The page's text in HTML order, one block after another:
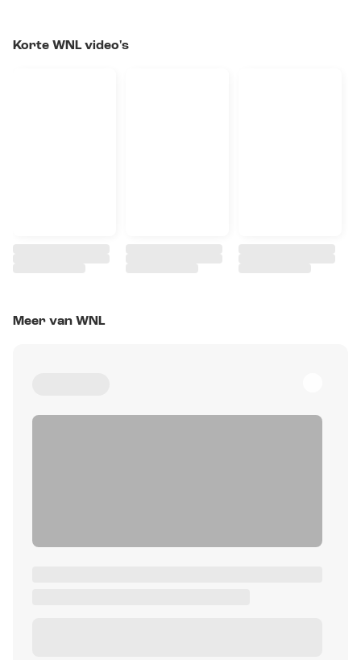
Korte WNL video's
Meer van WNL